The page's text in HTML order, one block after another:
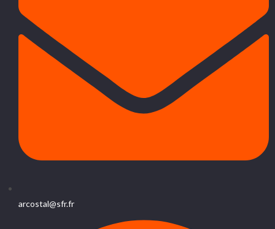
arcostal@sfr.fr